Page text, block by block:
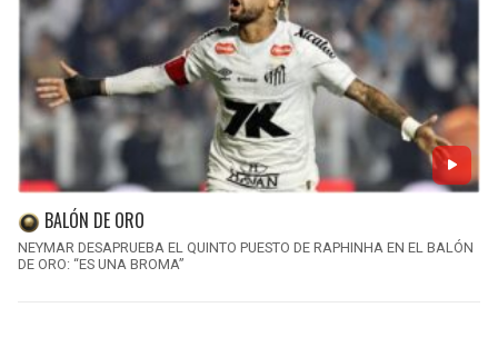
BALÓN DE ORO
NEYMAR DESAPRUEBA EL QUINTO PUESTO DE RAPHINHA EN EL BALÓN
DE ORO: “ES UNA BROMA”